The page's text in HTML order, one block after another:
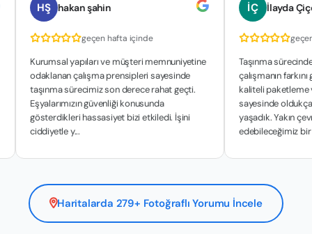
hakan şahin
geçen hafta içinde
yapıları ve müşteri memnuniyetine
çalışma prensipleri sayesinde
sürecimiz son derece rahat geçti.
güvenliği konusunda
hassasiyet bizi etkiledi. İşini
y...
İlayda Çiçek
geçen hafta
Taşınma sürecinde
çalışmanın farkını
kaliteli paketleme ve
sayesinde oldukça rahat
yaşadık. Yakın çevremize
edebileceğimiz bir hiz...
Haritalarda 279+ Fotoğraflı Yorumu İncele